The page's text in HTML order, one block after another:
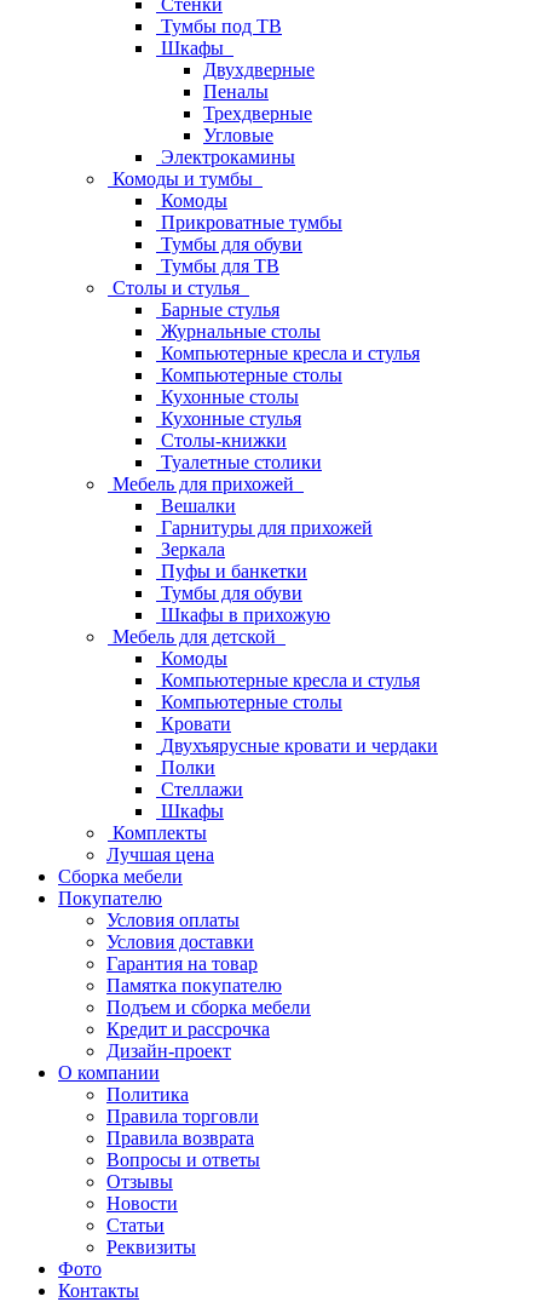
Стенки
Тумбы под ТВ
Шкафы
Двухдверные
Пеналы
Трехдверные
Угловые
Электрокамины
Комоды и тумбы
Комоды
Прикроватные тумбы
Тумбы для обуви
Тумбы для ТВ
Столы и стулья
Барные стулья
Журнальные столы
Компьютерные кресла и стулья
Компьютерные столы
Кухонные столы
Кухонные стулья
Столы-книжки
Туалетные столики
Мебель для прихожей
Вешалки
Гарнитуры для прихожей
Зеркала
Пуфы и банкетки
Тумбы для обуви
Шкафы в прихожую
Мебель для детской
Комоды
Компьютерные кресла и стулья
Компьютерные столы
Кровати
Двухъярусные кровати и чердаки
Полки
Стеллажи
Шкафы
Комплекты
Лучшая цена
Сборка мебели
Покупателю
Условия оплаты
Условия доставки
Гарантия на товар
Памятка покупателю
Подъем и сборка мебели
Кредит и рассрочка
Дизайн-проект
О компании
Политика
Правила торговли
Правила возврата
Вопросы и ответы
Отзывы
Новости
Статьи
Реквизиты
Фото
Контакты